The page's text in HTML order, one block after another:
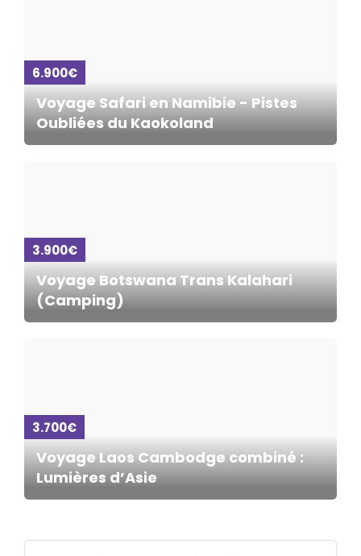
6.900€
Voyage Safari en Namibie - Pistes
Oubliées du Kaokoland
3.900€
Voyage Botswana Trans Kalahari
(Camping)
3.700€
Voyage Laos Cambodge combiné :
Lumières d’Asie